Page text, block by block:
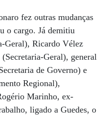
fez outras mudanças
o cargo. Já demitiu
Geral), Ricardo Vélez
Geral), general
de Governo) e
Regional),
Marinho, ex-
ligado a Guedes, o